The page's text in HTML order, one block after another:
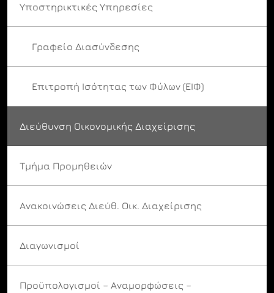
Υποστηρικτικές Υπηρεσίες
Γραφείο Διασύνδεσης
Επιτροπή Ισότητας των Φύλων (ΕΙΦ)
Διεύθυνση Οικονομικής Διαχείρισης
Τμήμα Προμηθειών
Ανακοινώσεις Διεύθ. Οικ. Διαχείρισης
Διαγωνισμοί
Προϋπολογισμοί – Αναμορφώσεις –